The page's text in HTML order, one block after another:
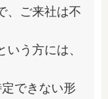
、ご来社は不
う方には、
できない形